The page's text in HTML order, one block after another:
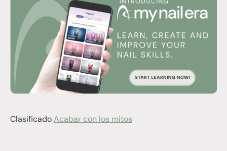
ClasificadoAcabar con los mitos